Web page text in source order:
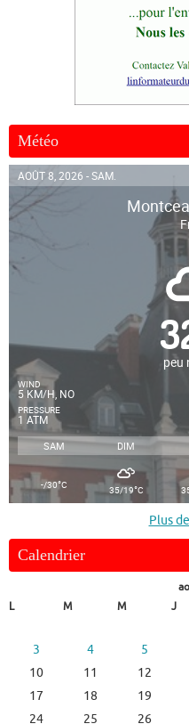
Météo
AOÛT 8, 2026 - SAM.
peu
WIND
5 KM/H, NO
PRESSURE
1 ATM
SAM DIM
-/30°C 35/19°C
Plus
Calendrier
L
M M J
3
4 5
10
11 12
17
18 19
24
25 26